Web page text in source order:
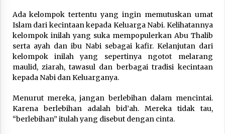
Ada kelompok tertentu yang ingin memutuskan umat
Islam dari kecintaan kepada Keluarga Nabi. Kelihatannya
kelompok inilah yang suka mempopulerkan Abu Thalib
serta ayah dan ibu Nabi sebagai kafir. Kelanjutan dari
kelompok inilah yang sepertinya ngotot melarang
maulid, ziarah, tawasul dan berbagai tradisi kecintaan
kepada Nabi dan Keluarganya.
Menurut mereka, jangan berlebihan dalam mencintai.
Karena berlebihan adalah bid’ah. Mereka tidak tau,
“berlebihan” itulah yang disebut dengan cinta.